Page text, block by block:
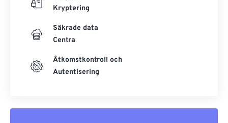
Kryptering
Säkrade data
Centra
Åtkomstkontroll och
Autentisering